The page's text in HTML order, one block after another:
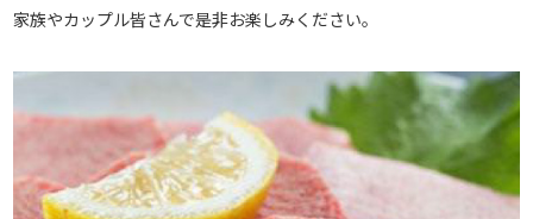
家族やカップル皆さんで是非お楽しみください。